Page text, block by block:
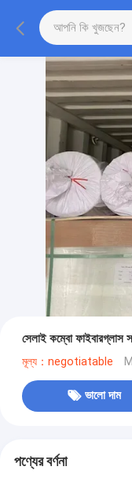
সেলাই কম্বো ফাইবারগ্লাস
মূল্য：negotiatable
ভালো দাম
পণ্যের বর্ণনা